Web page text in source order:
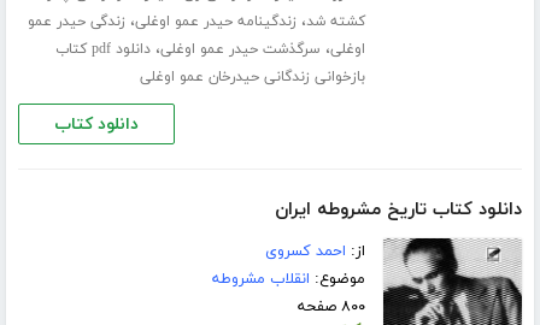
کشته شد، زندگینامه حیدر عمو اوغلی، زندگی حیدر عمو
اوغلی، سرگذشت حیدر عمو اوغلی،
دانلود pdf کتاب
بازخوانی زندگانی حیدرخان عمو اوغلی
دانلود کتاب
دانلود کتاب تاریخ مشروطه ایران
از: احمد کسروی
موضوع: انقلاب مشروطه
۸۰۰ صفحه